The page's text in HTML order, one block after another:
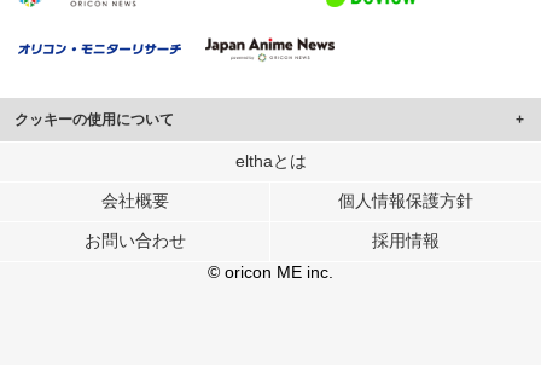
クッキーの使用について
このサイトでは Cookie を使用して、ユーザーに合わせたコンテンツや広告の
行っています。
メディアや広告配信、データ解析の各パートナーに提供しています。
各パートナーは、この情報とユーザーが各パートナーに提供した他の情報や、
ユーザーが各パートナーのサービスを使用したときに収集した他の情報を組み
elthaとは
会社概要 個人情報保護方針
お問い合わせ
採用情報
© oricon ME inc.